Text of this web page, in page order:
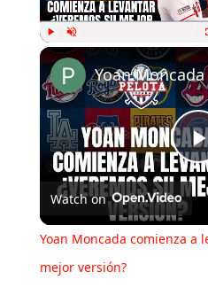
Play Unmute
Watch on
Yoan Moncada comienza a
mejor versión?